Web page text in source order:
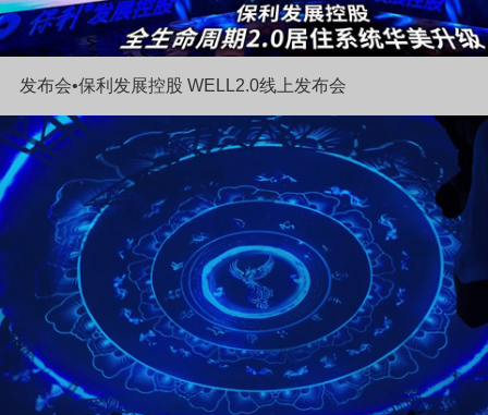
发布会•保利发展控股 WELL2.0线上发布会